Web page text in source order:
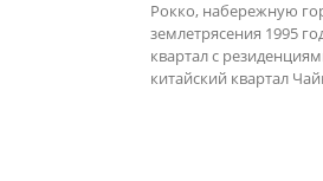
Рокко, набережную
землетрясения 1995
квартал с
китайский квартал